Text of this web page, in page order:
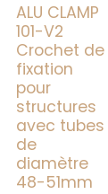
ALU CLAMP
101-V2
Crochet de
fixation
pour
structures
avec tubes
de
diamètre
48-51mm